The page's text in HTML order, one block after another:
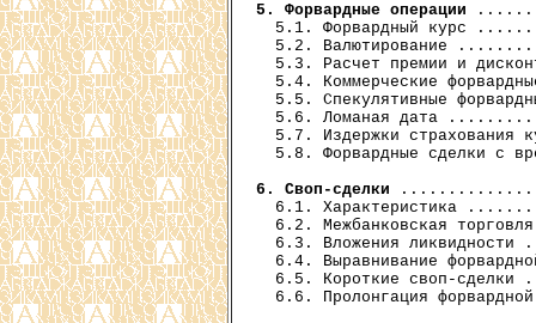
5. Форвардные операции
5.1. Форвардный курс
5.2. Валютирование
5.3. Расчет премии и
5.4. Коммерческие
5.5. Спекулятивные
5.6. Ломаная дата
5.7. Издержки страхования
5.8. Форвардные сделки с
6. Своп-сделки
6.1. Характеристика
6.2. Межбанковская
6.3. Вложения ликвидности
6.4. Выравнивание
6.5. Короткие своп-сделки
6.6. Пролонгация